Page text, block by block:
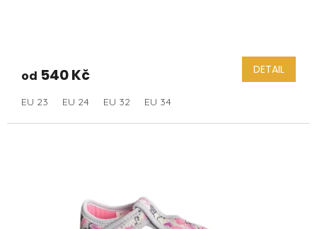
od 540 Kč DETAIL
EU 23 EU 24 EU 32 EU 34